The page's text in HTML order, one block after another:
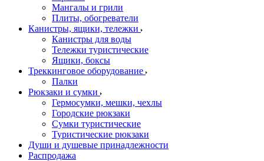
Мангалы и грили
Плиты, обогреватели
Канистры, ящики, тележки
Канистры для воды
Тележки туристические
Ящики, боксы
Треккинговое оборудование
Палки
Рюкзаки и сумки
Гермосумки, мешки, чехлы
Городские рюкзаки
Сумки туристические
Туристические рюкзаки
Души и душевые принадлежности
Распродажа